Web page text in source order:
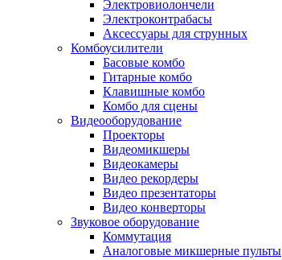
Электровиолончели
Электроконтрабасы
Аксессуары для струнных
Комбоусилители
Басовые комбо
Гитарные комбо
Клавишные комбо
Комбо для сцены
Видеооборудование
Проекторы
Видеомикшеры
Видеокамеры
Видео рекордеры
Видео презентаторы
Видео конверторы
Звуковое оборудование
Коммутация
Аналоговые микшерные пульты